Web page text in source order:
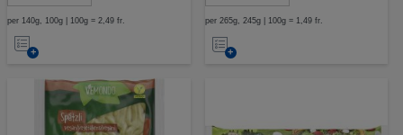
per 140g, 100g | 100g = 2,49 fr.
Nell’elenco
per 265g, 245g | 100g = 1,49 fr.
Nell’elenco